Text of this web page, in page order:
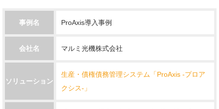
事例名 ProAxis導入事例
会社名 マルミ光機株式会社
ソリューション
生産・債権債務管理システム「ProAxis -プロア
クシス-」